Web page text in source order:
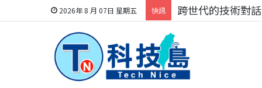
2026年 8 月 07日 星期五 快訊 跨世代的技術對